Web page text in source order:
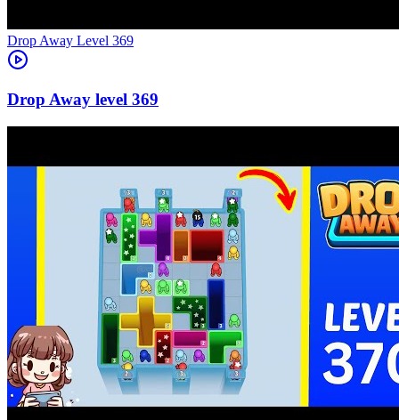
Level 369
369